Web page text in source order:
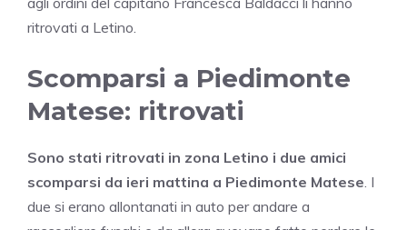
ritrovati a Letino.
Scomparsi a Piedimonte
Matese: ritrovati
Sono stati ritrovati in zona Letino i due amici
scomparsi da ieri mattina a Piedimonte Matese. I
due si erano allontanati in auto per andare a